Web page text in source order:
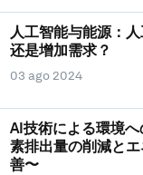
人工智能与能源：
还是增加需求？
03 ago 2024
AI技術による環境
素排出量の削減と
善〜